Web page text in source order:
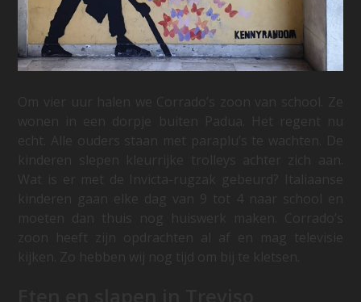
Om vier uur halen we Corrado’s zoon van school. Ze
wonen in een dorpje buiten Padua. Het regent nu
echt. Alle ouders staan met paraplu’s te wachten. De
Wat is er met de Invicta-rugzak gebeurd? Italiaanse
kinderen gaan elke dag van 9 tot 4 naar school en
moeten dan thuis nog huiswerk maken. Corrado’s
zoon heeft zijn opdrachten al af en mag televisie
kijken. Zo hebben wij nog tijd om bij te kletsen.